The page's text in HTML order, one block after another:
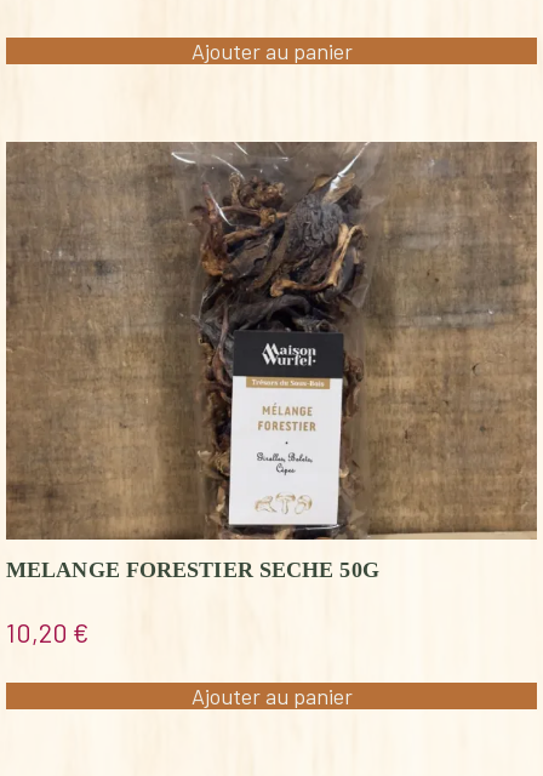
Ajouter au panier
MELANGE FORESTIER SECHE 50G
10,20 €
Ajouter au panier